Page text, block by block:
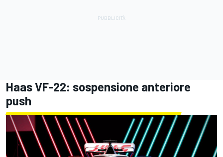
Haas VF-22: sospensione anteriore
push